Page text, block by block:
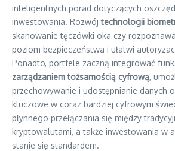
inteligentnych porad dotyczących
inwestowania. Rozwójtechnologii
skanowanie tęczówki oka czy
poziom bezpieczeństwa i ułatwi
Ponadto, portfele zaczną integrować
zarządzaniem tożsamością cyfrową,
przechowywanie i udostępnianie danych
kluczowe w coraz bardziej cyfrowym
płynnego przełączania się między
kryptowalutami, a także inwestowania w
stanie się standardem.